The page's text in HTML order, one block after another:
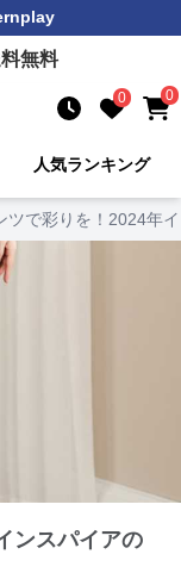
無料
0 0
人気ランキング
ツで彩りを！2024年
ンスパイアの